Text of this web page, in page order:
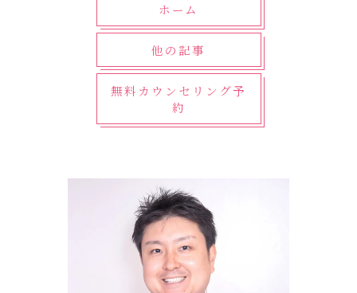
ホーム
他の記事
無料カウンセリング予
約